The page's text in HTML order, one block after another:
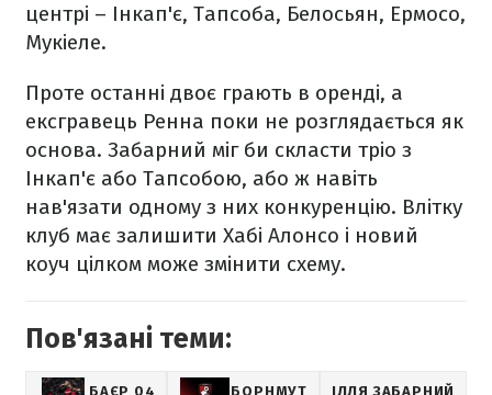
центрі – Інкап'є, Тапсоба, Белосьян, Ермосо,
Мукіеле.
Проте останні двоє грають в оренді, а
ексгравець Ренна поки не розглядається як
основа. Забарний міг би скласти тріо з
Інкап'є або Тапсобою, або ж навіть
нав'язати одному з них конкуренцію. Влітку
клуб має залишити Хабі Алонсо і новий
коуч цілком може змінити схему.
Пов'язані теми:
БАЄР 04 БОРНМУТ ІЛЛЯ ЗАБАРНИЙ